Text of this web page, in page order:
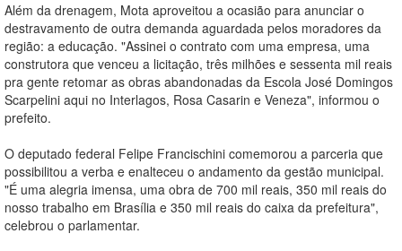
Além da drenagem, Mota aproveitou a ocasião para anunciar o
destravamento de outra demanda aguardada pelos moradores da
região: a educação. "Assinei o contrato com uma empresa, uma
construtora que venceu a licitação, três milhões e sessenta mil reais
pra gente retomar as obras abandonadas da Escola José Domingos
Scarpelini aqui no Interlagos, Rosa Casarin e Veneza", informou o
prefeito.
O deputado federal Felipe Francischini comemorou a parceria que
possibilitou a verba e enalteceu o andamento da gestão municipal.
"É uma alegria imensa, uma obra de 700 mil reais, 350 mil reais do
nosso trabalho em Brasília e 350 mil reais do caixa da prefeitura",
celebrou o parlamentar.